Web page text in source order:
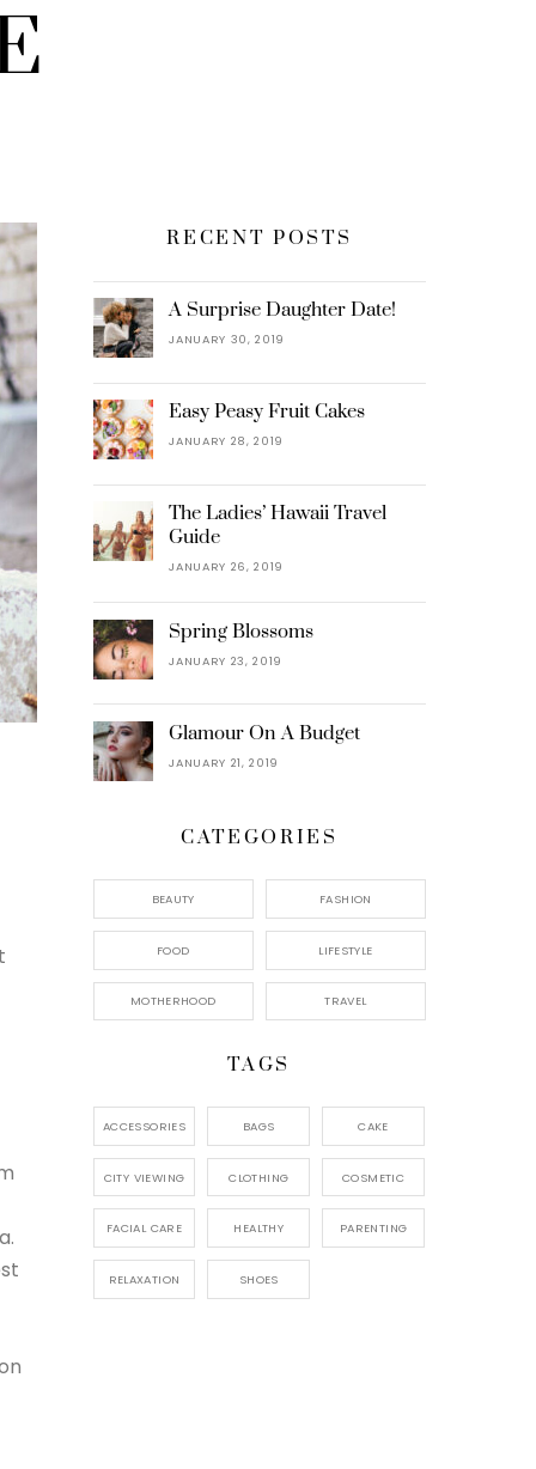
RECENT POSTS
A Surprise Daughter Date!
JANUARY 30, 2019
Easy Peasy Fruit Cakes
JANUARY 28, 2019
The Ladies’ Hawaii Travel
Guide
JANUARY 26, 2019
Spring Blossoms
JANUARY 23, 2019
Glamour On A Budget
JANUARY 21, 2019
CATEGORIES
BEAUTY FASHION
FOOD LIFESTYLE
MOTHERHOOD TRAVEL
TAGS
ACCESSORIES BAGS CAKE
CITY VIEWING CLOTHING COSMETIC
FACIAL CARE HEALTHY PARENTING
RELAXATION SHOES